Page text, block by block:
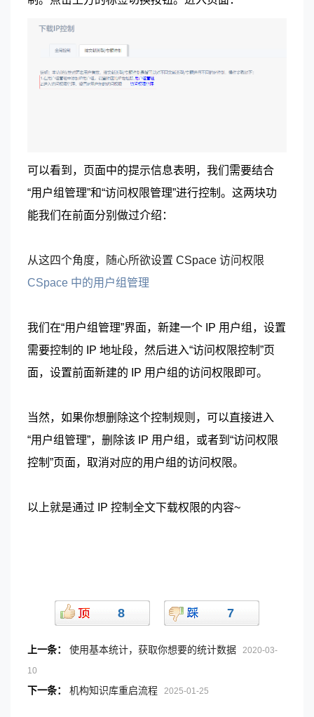
可以看到，页面中的提示信息表明，我们需要结合
“用户组管理”和“访问权限管理”进行控制。这两块功
能我们在前面分别做过介绍：
从这四个角度，随心所欲设置 CSpace 访问权限
CSpace 中的用户组管理
我们在“用户组管理”界面，新建一个 IP 用户组，设置
需要控制的 IP 地址段，然后进入“访问权限控制”页
面，设置前面新建的 IP 用户组的访问权限即可。
当然，如果你想删除这个控制规则，可以直接进入
“用户组管理”，删除该 IP 用户组，或者到“访问权限
控制”页面，取消对应的用户组的访问权限。
以上就是通过 IP 控制全文下载权限的内容~
8 7
上一条： 使用基本统计，获取你想要的统计数据 2020-03-
10
下一条： 机构知识库重启流程 2025-01-25